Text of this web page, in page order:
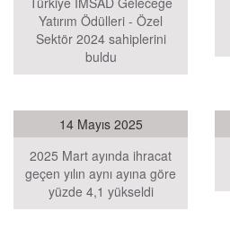
Yatırım Ödülleri - Özel
Sektör 2024 sahiplerini
buldu
14 Mayıs 2025
2025 Mart ayında ihracat
geçen yılın aynı ayına göre
yüzde 4,1 yükseldi